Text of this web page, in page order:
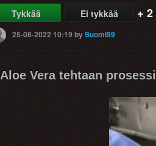
Tykkää Ei tykkää + 2
25-08-2022 10:19 bySuomi99
Aloe Vera tehtaan prosessi